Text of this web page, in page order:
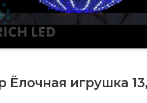
Ёлочная игрушка 13,